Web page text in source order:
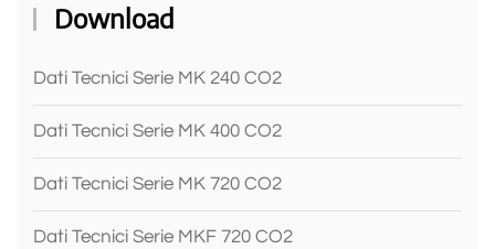
Download
Dati Tecnici Serie MK 240 CO2
Dati Tecnici Serie MK 400 CO2
Dati Tecnici Serie MK 720 CO2
Dati Tecnici Serie MKF 720 CO2